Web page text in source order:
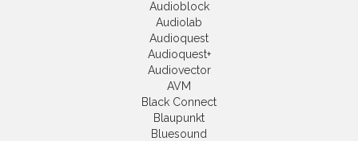
Audioblock
Audiolab
Audioquest
Audioquest+
Audiovector
AVM
Black Connect
Blaupunkt
Bluesound